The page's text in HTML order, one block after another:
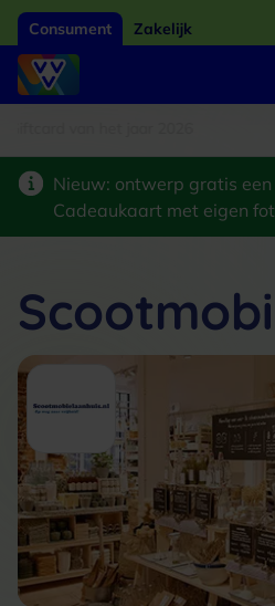
Consument Zakelijk
Nieuw: ontwerp gratis een
Cadeaukaart met eigen